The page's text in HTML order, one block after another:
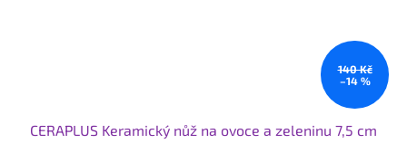
140 Kč
–14 %
CERAPLUS Keramický nůž na ovoce a zeleninu 7,5 cm